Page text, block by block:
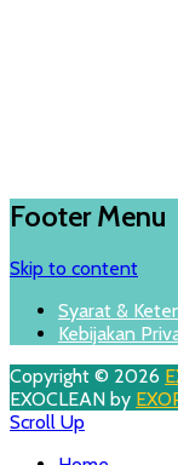
Footer Menu
Skip to content
Syarat &
Kebijakan
Copyright © 2026
EXOCLEAN by
Scroll Up